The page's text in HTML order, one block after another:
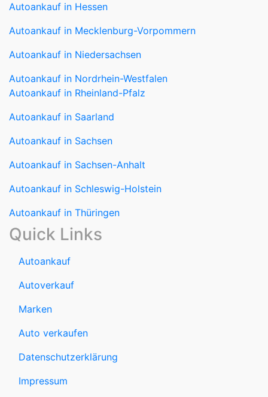
Autoankauf in Hessen
Autoankauf in Mecklenburg-Vorpommern
Autoankauf in Niedersachsen
Autoankauf in Nordrhein-Westfalen
Autoankauf in Rheinland-Pfalz
Autoankauf in Saarland
Autoankauf in Sachsen
Autoankauf in Sachsen-Anhalt
Autoankauf in Schleswig-Holstein
Autoankauf in Thüringen
Quick Links
Autoankauf
Autoverkauf
Marken
Auto verkaufen
Datenschutzerklärung
Impressum